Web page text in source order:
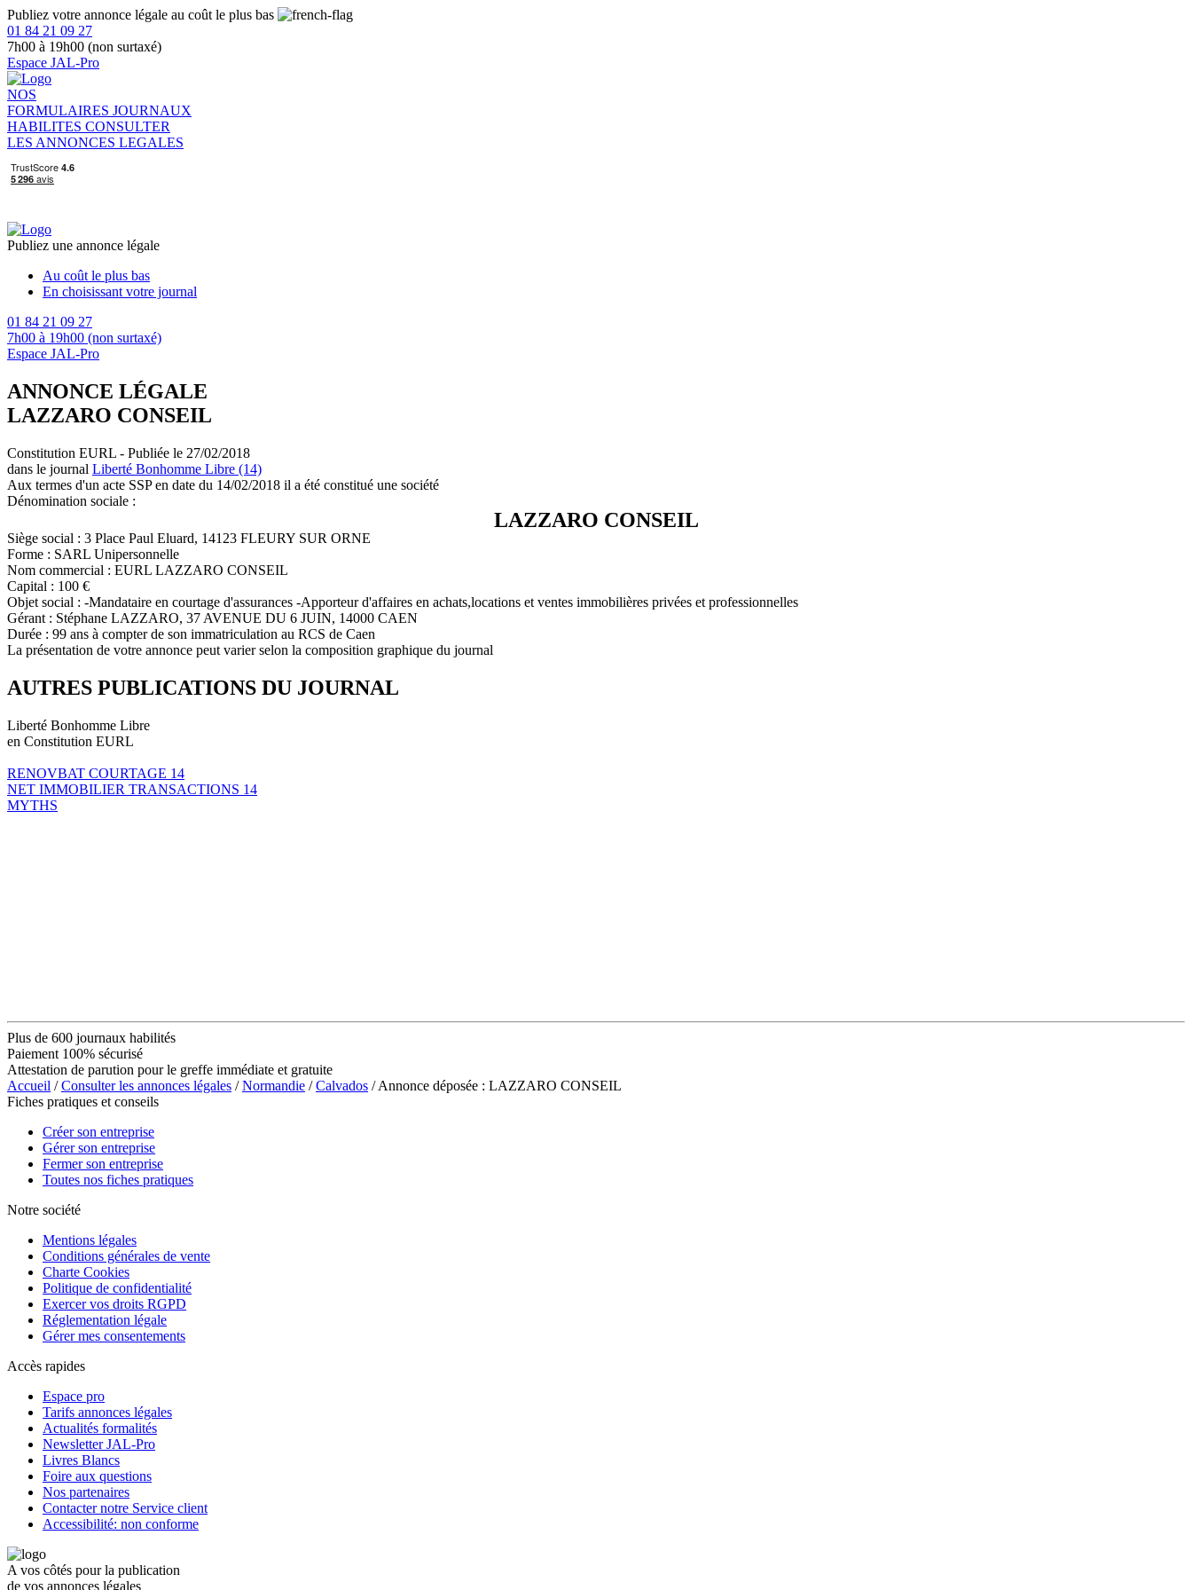
Publiez votre annonce légale au coût le plus bas
01 84 21 09 27
7h00 à 19h00 (non surtaxé)
Espace JAL-Pro
NOS
FORMULAIRES JOURNAUX
HABILITES CONSULTER
LES ANNONCES LEGALES
Publiez une annonce légale
Au coût le plus bas
En choisissant votre journal
01 84 21 09 27
7h00 à 19h00 (non surtaxé)
Espace JAL-Pro
ANNONCE LÉGALE
LAZZARO CONSEIL
Constitution EURL - Publiée le 27/02/2018
dans le journal Liberté Bonhomme Libre (14)
Aux termes d'un acte SSP en date du 14/02/2018 il a été constitué une société
Dénomination sociale :
LAZZARO CONSEIL
Siège social : 3 Place Paul Eluard, 14123 FLEURY SUR ORNE
Forme : SARL Unipersonnelle
Nom commercial : EURL LAZZARO CONSEIL
Capital : 100 €
Objet social : -Mandataire en courtage d'assurances -Apporteur d'affaires en achats,locations et ventes immobilières privées et professionnelles
Gérant : Stéphane LAZZARO, 37 AVENUE DU 6 JUIN, 14000 CAEN
Durée : 99 ans à compter de son immatriculation au RCS de Caen
La présentation de votre annonce peut varier selon la composition graphique du journal
AUTRES PUBLICATIONS DU JOURNAL
Liberté Bonhomme Libre
en Constitution EURL
RENOVBAT COURTAGE 14
NET IMMOBILIER TRANSACTIONS 14
MYTHS
Plus de 600 journaux habilités
Paiement 100% sécurisé
Attestation de parution pour le greffe immédiate et gratuite
Accueil /Consulter les annonces légales /Normandie /Calvados / Annonce déposée : LAZZARO CONSEIL
Fiches pratiques et conseils
Créer son entreprise
Gérer son entreprise
Fermer son entreprise
Toutes nos fiches pratiques
Notre société
Mentions légales
Conditions générales de vente
Charte Cookies
Politique de confidentialité
Exercer vos droits RGPD
Réglementation légale
Gérer mes consentements
Accès rapides
Espace pro
Tarifs annonces légales
Actualités formalités
Newsletter JAL-Pro
Livres Blancs
Foire aux questions
Nos partenaires
Contacter notre Service client
Accessibilité: non conforme
A vos côtés pour la publication
de vos annonces légales